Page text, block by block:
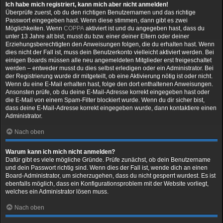
Ich habe mich registriert, kann mich aber nicht anmelden!
Überprüfe zuerst, ob du den richtigen Benutzernamen und das richtige
Passwort eingegeben hast. Wenn diese stimmen, dann gibt es zwei
Möglichkeiten. Wenn COPPA aktiviert ist und du angegeben hast, dass du
unter 13 Jahre alt bist, musst du bzw. einer deiner Eltern oder deiner
Erziehungsberechtigten den Anweisungen folgen, die du erhalten hast. Wenn
dies nicht der Fall ist, muss dein Benutzerkonto vielleicht aktiviert werden. Bei
einigen Boards müssen alle neu angemeldeten Mitglieder erst freigeschaltet
werden – entweder musst du dies selbst erledigen oder ein Administrator. Bei
der Registrierung wurde dir mitgeteilt, ob eine Aktivierung nötig ist oder nicht.
Wenn du eine E-Mail erhalten hast, folge den dort enthaltenen Anweisungen.
Ansonsten prüfe, ob du deine E-Mail-Adresse korrekt eingegeben hast oder
die E-Mail von einem Spam-Filter blockiert wurde. Wenn du dir sicher bist,
dass deine E-Mail-Adresse korrekt eingegeben wurde, dann kontaktiere einen
Administrator.
Nach oben
Warum kann ich mich nicht anmelden?
Dafür gibt es viele mögliche Gründe. Prüfe zunächst, ob dein Benutzername
und dein Passwort richtig sind. Wenn dies der Fall ist, wende dich an einen
Board-Administrator, um sicherzugehen, dass du nicht gesperrt wurdest. Es ist
ebenfalls möglich, dass ein Konfigurationsproblem mit der Website vorliegt,
welches ein Administrator lösen muss.
Nach oben